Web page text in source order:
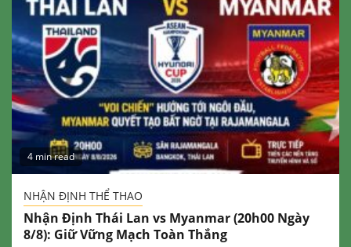
4 min read
NHẬN ĐỊNH THỂ THAO
Nhận Định Thái Lan vs Myanmar (20h00 Ngày
8/8): Giữ Vững Mạch Toàn Thắng